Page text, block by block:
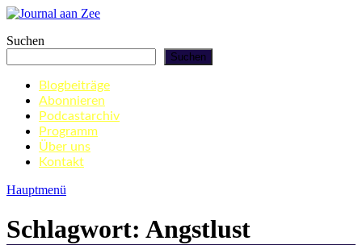
Zum
springen
Journal aan Zee
Suchen
Suchen
Blogbeiträge
Abonnieren
Podcastarchiv
Programm
Über uns
Kontakt
Hauptmenü
Schlagwort: Angstlust